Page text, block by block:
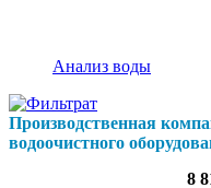
Анализ воды
Производственная
водоочистного
8